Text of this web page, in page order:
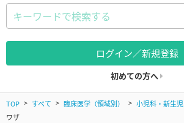
ログイン／新規登録
初めての方へ
TOP すべて 臨床医学（領域別） 小児科・新生児
ワザ